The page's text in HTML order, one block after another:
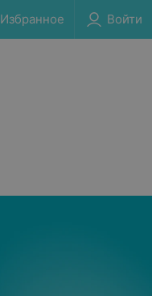
Избранное Войти